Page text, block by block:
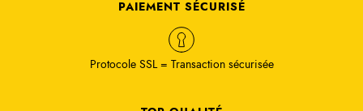
TOP QUALITÉ
Nous proposons un large choix de tissus